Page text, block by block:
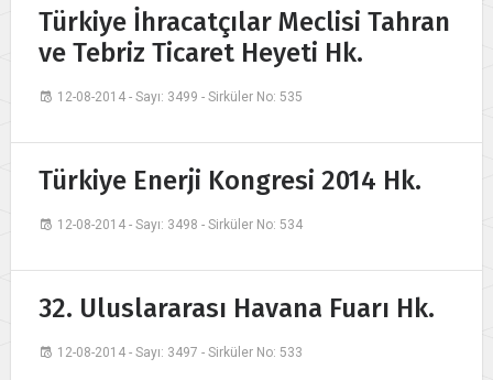
Türkiye İhracatçılar Meclisi Tahran
ve Tebriz Ticaret Heyeti Hk.
12-08-2014 - Sayı: 3499 - Sirküler No: 535
Türkiye Enerji Kongresi 2014 Hk.
12-08-2014 - Sayı: 3498 - Sirküler No: 534
32. Uluslararası Havana Fuarı Hk.
12-08-2014 - Sayı: 3497 - Sirküler No: 533